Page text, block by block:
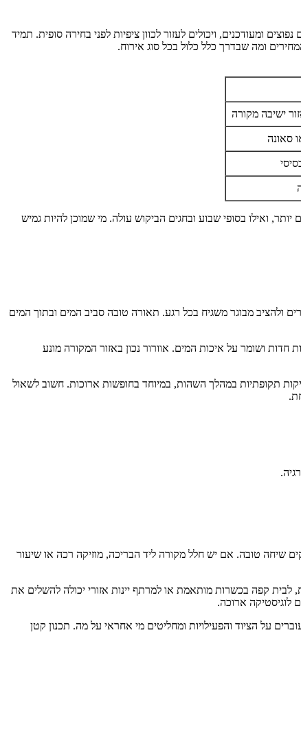
ומעודכנים, ויכולים לעזור לכוון ציפיות לפני בחירה סופית. תמיד
ומה שבדרך כלל כלול בכל סוג אירוח.
ישיבה מקורה
סאונה
ואילו בסופי שבוע ובחגים הביקוש עולה. מי שמוכן להיות גמיש
ולהציב מבוגר משגיח בכל רגע. תאורה טובה סביב המים ובתוך המים
ושומר על איכות המים. אוורור נכון באזור המקורה מונע
תקופתיות במהלך השהות, במיוחד בחופשות ארוכות. חשוב לשאול
שיחה טובה. אם יש חלל מקורה ליד הבריכה, מוזיקה רכה או שיעור
לבית קפה בכשרות מותאמת או למרתף יינות אזורי יכולה להשלים את
לוגיסטיקה ארוכה.
על הציוד והפעילויות ומחליטים מי אחראי על מה. תכנון קטן